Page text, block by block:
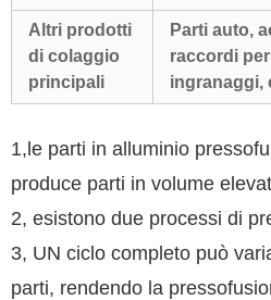
Altri prodotti
di colaggio
principali
Parti auto,
raccordi
ingranaggi,
1,le parti in alluminio
produce parti in volume
2, esistono due processi di
3, UN ciclo completo può
parti, rendendo la